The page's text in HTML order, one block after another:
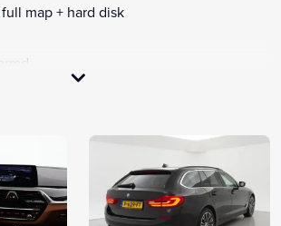
map + hard disk
neerklapbaar